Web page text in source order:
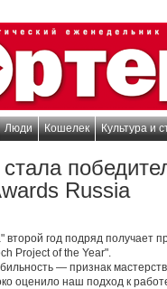
Люди Кошелек Культура и
Russia
второй год подряд получает
Project of the Year".
— признак
оценило наш подход к